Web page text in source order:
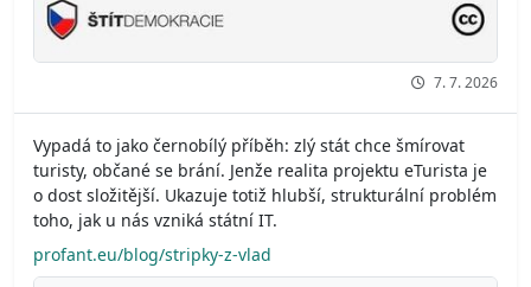
7. 7. 2026
Vypadá to jako černobílý příběh: zlý stát chce šmírovat
turisty, občané se brání. Jenže realita projektu eTurista je
o dost složitější. Ukazuje totiž hlubší, strukturální problém
toho, jak u nás vzniká státní IT.
profant.eu/blog/stripky-z-vlad